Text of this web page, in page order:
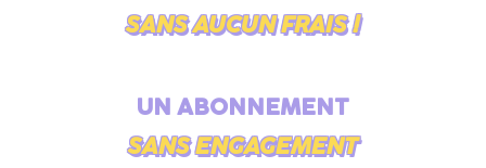
SANS AUCUN FRAIS !
UN ABONNEMENT
SANS ENGAGEMENT